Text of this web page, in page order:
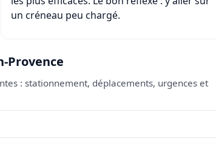
un créneau peu chargé.
Provence
: stationnement, déplacements, urgences et